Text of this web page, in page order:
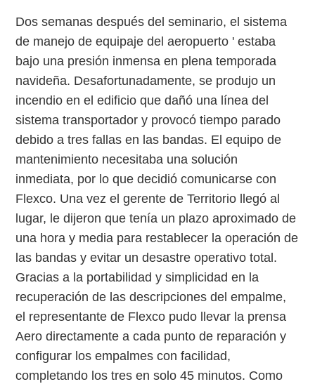
Dos semanas después del seminario, el sistema
de manejo de equipaje del aeropuerto ' estaba
bajo una presión inmensa en plena temporada
navideña. Desafortunadamente, se produjo un
incendio en el edificio que dañó una línea del
sistema transportador y provocó tiempo parado
debido a tres fallas en las bandas. El equipo de
mantenimiento necesitaba una solución
inmediata, por lo que decidió comunicarse con
Flexco. Una vez el gerente de Territorio llegó al
lugar, le dijeron que tenía un plazo aproximado de
una hora y media para restablecer la operación de
las bandas y evitar un desastre operativo total.
Gracias a la portabilidad y simplicidad en la
recuperación de las descripciones del empalme,
el representante de Flexco pudo llevar la prensa
Aero directamente a cada punto de reparación y
configurar los empalmes con facilidad,
completando los tres en solo 45 minutos. Como